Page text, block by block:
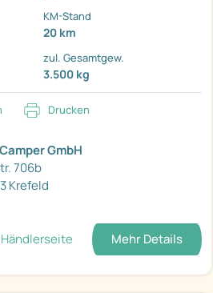
KM-Stand
20 km
zul. Gesamtgew.
3.500 kg
Drucken
GmbH
706b
Krefeld
Mehr Details